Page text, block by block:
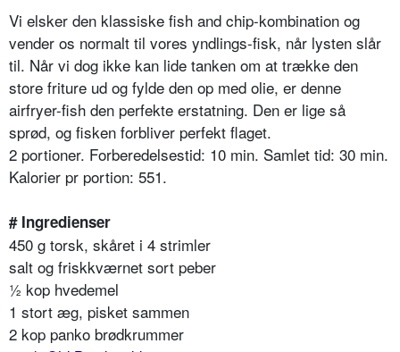
Vi elsker den klassiske fish and chip-kombination og
vender os normalt til vores yndlings-fisk, når lysten slår
til. Når vi dog ikke kan lide tanken om at trække den
store friture ud og fylde den op med olie, er denne
airfryer-fish den perfekte erstatning. Den er lige så
sprød, og fisken forbliver perfekt flaget.
2 portioner. Forberedelsestid: 10 min. Samlet tid: 30 min.
Kalorier pr portion: 551.
# Ingredienser
450 g torsk, skåret i 4 strimler
salt og friskkværnet sort peber
½ kop hvedemel
1 stort æg, pisket sammen
2 kop panko brødkrummer